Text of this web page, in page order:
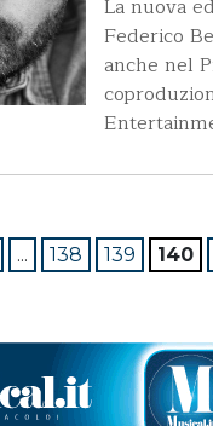
La nuova
Federico
anche nel
... 138 139 140